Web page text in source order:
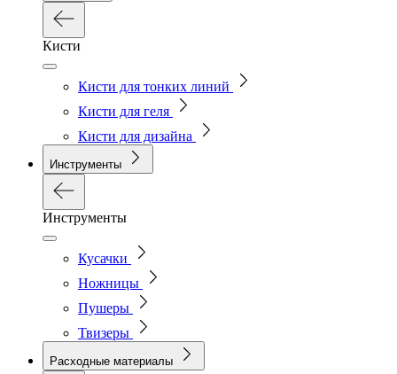
Кисти
Кисти для тонких линий
Кисти для геля
Кисти для дизайна
Инструменты
Инструменты
Кусачки
Ножницы
Пушеры
Твизеры
Расходные материалы